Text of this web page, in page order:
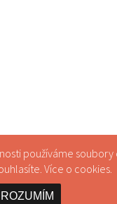
používáme
Více o cookies.
ROZUMÍM